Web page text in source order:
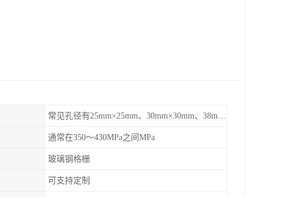
常见孔径有25mm×25mm、30mm×30mm、38mm×38mm等,
通常在350～430MPa之间MPa
玻璃钢格栅
可支持定制